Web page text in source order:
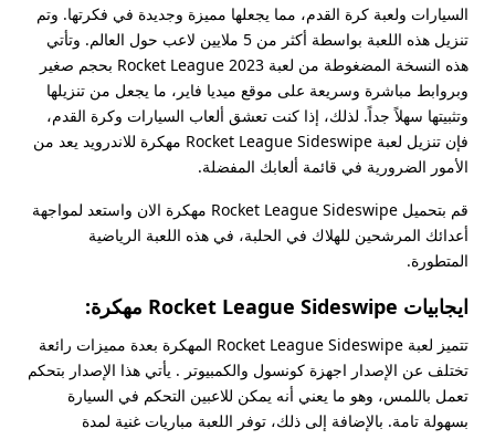
السيارات ولعبة كرة القدم، مما يجعلها مميزة وجديدة في فكرتها. وتم
تنزيل هذه اللعبة بواسطة أكثر من 5 ملايين لاعب حول العالم. وتأتي
هذه النسخة المضغوطة من لعبة Rocket League 2023 بحجم صغير
وبروابط مباشرة وسريعة على موقع ميديا فاير، ما يجعل من تنزيلها
وتثبيتها سهلاً جداً. لذلك، إذا كنت تعشق ألعاب السيارات وكرة القدم،
فإن تنزيل لعبة Rocket League Sideswipe مهكرة للاندرويد يعد من
الأمور الضرورية في قائمة ألعابك المفضلة.
قم بتحميل Rocket League Sideswipe مهكرة الان واستعد لمواجهة
أعدائك المرشحين للهلاك في الحلبة، في هذه اللعبة الرياضية
المتطورة.
ايجابيات Rocket League Sideswipe مهكرة:
تتميز لعبة Rocket League Sideswipe المهكرة بعدة مميزات رائعة
تختلف عن الإصدار اجهزة كونسول والكمبيوتر . يأتي هذا الإصدار بتحكم
تعمل باللمس، وهو ما يعني أنه يمكن للاعبين التحكم في السيارة
بسهولة تامة. بالإضافة إلى ذلك، توفر اللعبة مباريات غنية لمدة